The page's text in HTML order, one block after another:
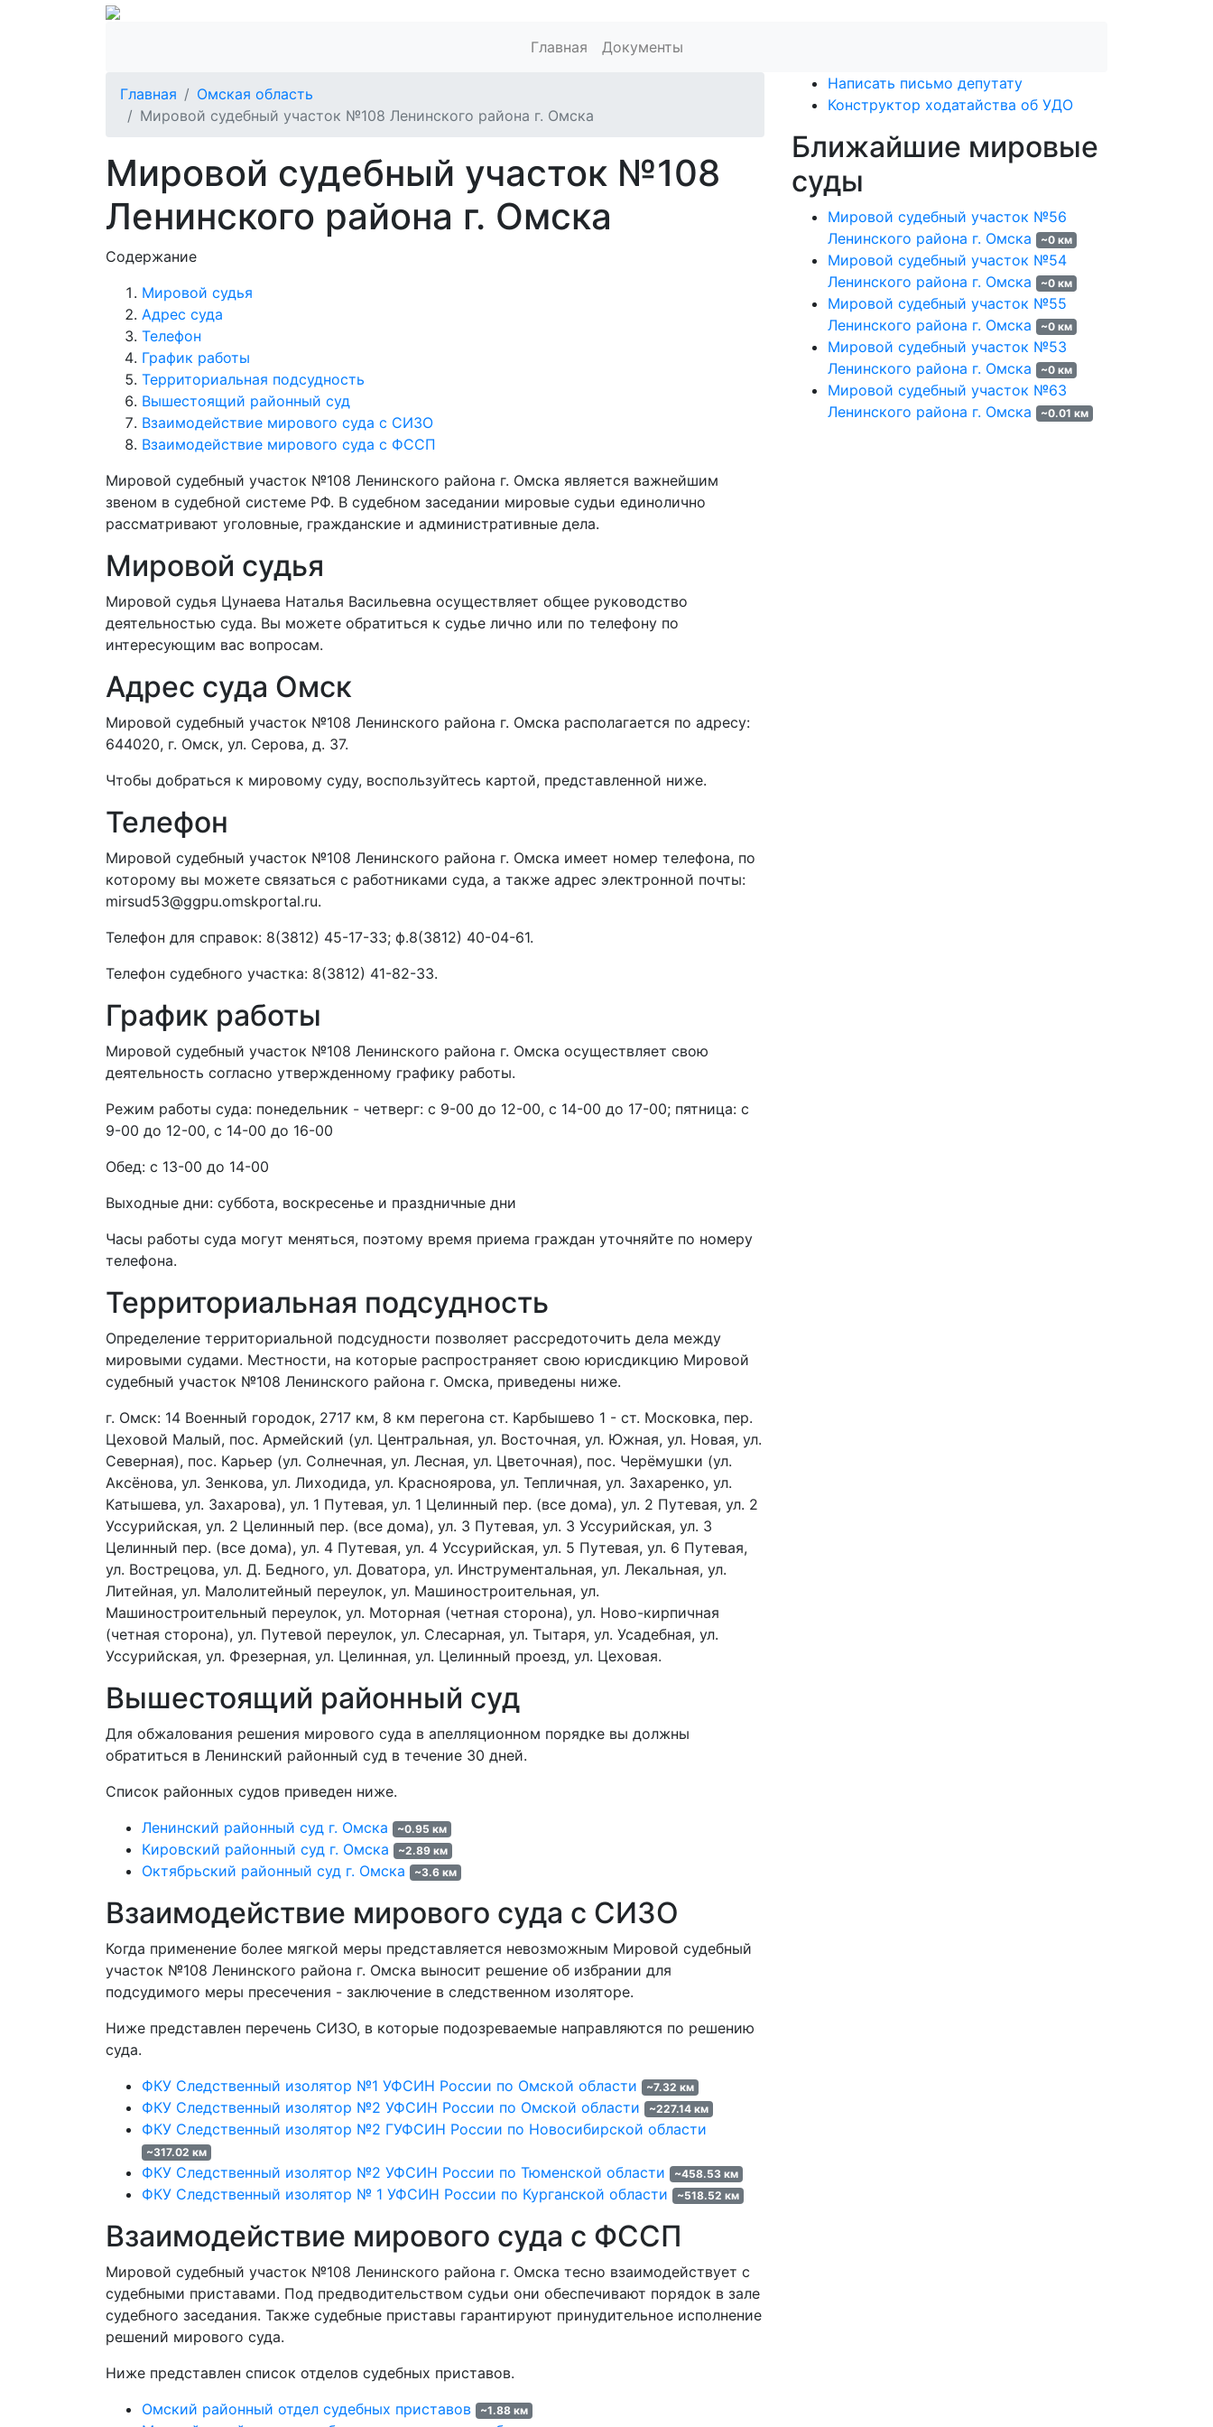
Главная Документы
Главная
Омская область
Мировой судебный участок №108 Ленинского района г. Омска
Мировой судебный участок №108
Ленинского района г. Омска
Содержание
Мировой судья
Адрес суда
Телефон
График работы
Территориальная подсудность
Вышестоящий районный суд
Взаимодействие мирового суда с СИЗО
Взаимодействие мирового суда с ФССП
Мировой судебный участок №108 Ленинского района г. Омска является важнейшим
звеном в судебной системе РФ. В судебном заседании мировые судьи единолично
рассматривают уголовные, гражданские и административные дела.
Мировой судья
Мировой судья Цунаева Наталья Васильевна осуществляет общее руководство
деятельностью суда. Вы можете обратиться к судье лично или по телефону по
интересующим вас вопросам.
Адрес суда Омск
Мировой судебный участок №108 Ленинского района г. Омска располагается по адресу:
644020, г. Омск, ул. Серова, д. 37.
Чтобы добраться к мировому суду, воспользуйтесь картой, представленной ниже.
Телефон
Мировой судебный участок №108 Ленинского района г. Омска имеет номер телефона, по
которому вы можете связаться с работниками суда, а также адрес электронной почты:
mirsud53@ggpu.omskportal.ru.
Телефон для справок: 8(3812) 45-17-33; ф.8(3812) 40-04-61.
Телефон судебного участка: 8(3812) 41-82-33.
График работы
Мировой судебный участок №108 Ленинского района г. Омска осуществляет свою
деятельность согласно утвержденному графику работы.
Режим работы суда: понедельник - четверг: с 9-00 до 12-00, с 14-00 до 17-00; пятница: с
9-00 до 12-00, с 14-00 до 16-00
Обед: с 13-00 до 14-00
Выходные дни: суббота, воскресенье и праздничные дни
Часы работы суда могут меняться, поэтому время приема граждан уточняйте по номеру
телефона.
Территориальная подсудность
Определение территориальной подсудности позволяет рассредоточить дела между
мировыми судами. Местности, на которые распространяет свою юрисдикцию Мировой
судебный участок №108 Ленинского района г. Омска, приведены ниже.
г. Омск: 14 Военный городок, 2717 км, 8 км перегона ст. Карбышево 1 - ст. Московка, пер.
Цеховой Малый, пос. Армейский (ул. Центральная, ул. Восточная, ул. Южная, ул. Новая, ул.
Северная), пос. Карьер (ул. Солнечная, ул. Лесная, ул. Цветочная), пос. Черёмушки (ул.
Аксёнова, ул. Зенкова, ул. Лиходида, ул. Красноярова, ул. Тепличная, ул. Захаренко, ул.
Катышева, ул. Захарова), ул. 1 Путевая, ул. 1 Целинный пер. (все дома), ул. 2 Путевая, ул. 2
Уссурийская, ул. 2 Целинный пер. (все дома), ул. 3 Путевая, ул. 3 Уссурийская, ул. 3
Целинный пер. (все дома), ул. 4 Путевая, ул. 4 Уссурийская, ул. 5 Путевая, ул. 6 Путевая,
ул. Вострецова, ул. Д. Бедного, ул. Доватора, ул. Инструментальная, ул. Лекальная, ул.
Литейная, ул. Малолитейный переулок, ул. Машиностроительная, ул.
Машиностроительный переулок, ул. Моторная (четная сторона), ул. Ново-кирпичная
(четная сторона), ул. Путевой переулок, ул. Слесарная, ул. Тытаря, ул. Усадебная, ул.
Уссурийская, ул. Фрезерная, ул. Целинная, ул. Целинный проезд, ул. Цеховая.
Вышестоящий районный суд
Для обжалования решения мирового суда в апелляционном порядке вы должны
обратиться в Ленинский районный суд в течение 30 дней.
Список районных судов приведен ниже.
Ленинский районный суд г. Омска
~0.95 км
Кировский районный суд г. Омска ~2.89 км
Октябрьский районный суд г. Омска ~3.6 км
Взаимодействие мирового суда с СИЗО
Когда применение более мягкой меры представляется невозможным Мировой судебный
участок №108 Ленинского района г. Омска выносит решение об избрании для
подсудимого меры пресечения - заключение в следственном изоляторе.
Ниже представлен перечень СИЗО, в которые подозреваемые направляются по решению
суда.
ФКУ Следственный изолятор №1 УФСИН России по Омской области
~7.32 км
ФКУ Следственный изолятор №2 УФСИН России по Омской области ~227.14 км
ФКУ Следственный изолятор №2 ГУФСИН России по Новосибирской области
~317.02 км
ФКУ Следственный изолятор №2 УФСИН России по Тюменской области ~458.53 км
ФКУ Следственный изолятор № 1 УФСИН России по Курганской области ~518.52 км
Взаимодействие мирового суда с ФССП
Мировой судебный участок №108 Ленинского района г. Омска тесно взаимодействует с
судебными приставами. Под предводительством судьи они обеспечивают порядок в зале
судебного заседания. Также судебные приставы гарантируют принудительное исполнение
решений мирового суда.
Ниже представлен список отделов судебных приставов.
Омский районный отдел судебных приставов
~1.88 км
Написать письмо депутату
Конструктор ходатайства об УДО
Ближайшие мировые
суды
Мировой судебный участок №56
Ленинского района г. Омска
~0 км
Мировой судебный участок №54
Ленинского района г. Омска
~0 км
Мировой судебный участок №55
Ленинского района г. Омска
~0 км
Мировой судебный участок №53
Ленинского района г. Омска
~0 км
Мировой судебный участок №63
Ленинского района г. Омска
~0.01 км